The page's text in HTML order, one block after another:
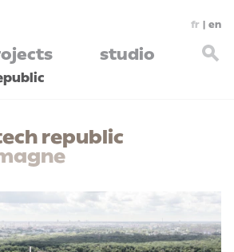
studio
fr en
republic